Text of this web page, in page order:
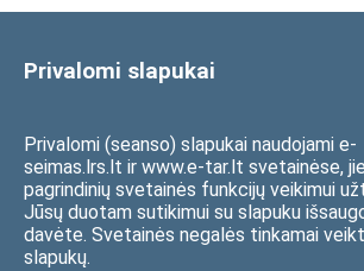
Privalomi slapukai
Privalomi (seanso) slapukai naudojami e-
seimas.lrs.lt ir www.e-tar.lt svetainėse,
pagrindinių svetainės funkcijų veikimui
Jūsų duotam sutikimui su slapuku
davėte. Svetainės negalės tinkamai
slapukų.
Seime